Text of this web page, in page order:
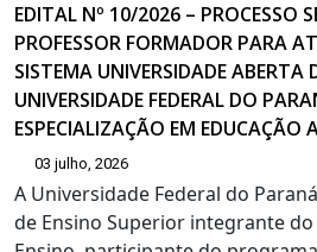
EDITAL Nº 10/2026 – PROCESSO
PROFESSOR FORMADOR PARA
SISTEMA UNIVERSIDADE
UNIVERSIDADE FEDERAL DO
ESPECIALIZAÇÃO EM EDUCAÇÃO
03 julho, 2026
A Universidade Federal do
de Ensino Superior integrante do